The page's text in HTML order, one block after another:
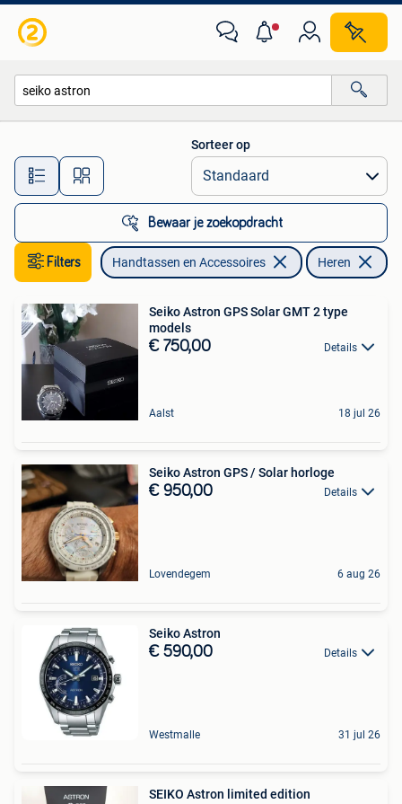
Alle afstanden…
Sorteer op
Bewaar je zoekopdracht
Filters Handtassen en Accessoires Heren
Seiko Astron GPS Solar GMT 2 type
models
€ 750,00 Details
Aalst 18 jul 26
Seiko Astron GPS / Solar horloge
€ 950,00 Details
Lovendegem 6 aug 26
Seiko Astron
€ 590,00 Details
Westmalle 31 jul 26
SEIKO Astron limited edition